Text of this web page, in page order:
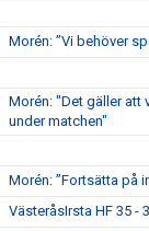
Morén: ”Vi behöver
Morén: "Det gäller att
under matchen"
Morén: ”Fortsätta på
VästeråsIrsta HF 35 -